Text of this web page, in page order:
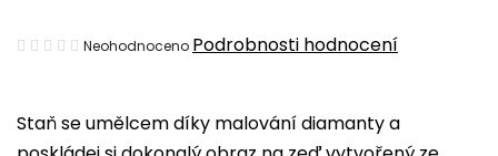
Staň se umělcem díky malování diamanty a
Průměrné
je
Neohodnoceno Podrobnosti hodnocení